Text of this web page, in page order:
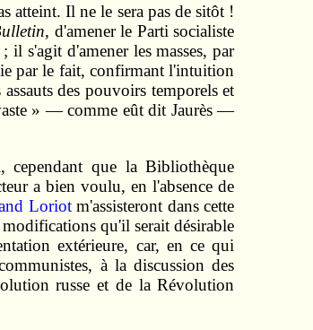
atteint. Il ne le sera pas de sitôt !
, d'amener le Parti socialiste
s'agit d'amener les masses, par
par le fait, confirmant l'intuition
des pouvoirs temporels et
» — comme eût dit Jaurès —
cependant que la Bibliothèque
a bien voulu, en l'absence de
Loriotm'assisteront dans cette
qu'il serait désirable
extérieure, car, en ce qui
à la discussion des
russe et de la Révolution